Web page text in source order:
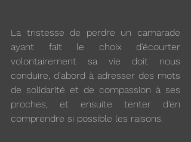
La tristesse de perdre un camarade
ayant fait le choix d'écourter
volontairement sa vie doit nous
conduire, d'abord à adresser des mots
de solidarité et de compassion à ses
proches, et ensuite tenter d'en
comprendre si possible les raisons.